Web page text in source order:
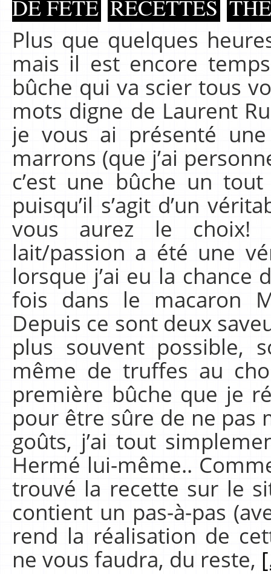
DE FÊTE RECETTES
Plus que quelques
mais il est encore
bûche qui va scier tous
mots digne de Laurent
je vous ai présenté
marrons (que j’ai
c’est une bûche un
puisqu’il s’agit d’un
vous aurez le choix!
lait/passion a été une
lorsque j’ai eu la
fois dans le macaron
Depuis ce sont deux
plus souvent possible,
même de truffes au
première bûche que je
pour être sûre de ne pas
goûts, j’ai tout
Hermé lui-même..
trouvé la recette sur le
contient un pas-à-pas
rend la réalisation de
ne vous faudra, du reste,